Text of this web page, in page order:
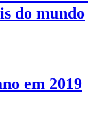
do mundo
em 2019